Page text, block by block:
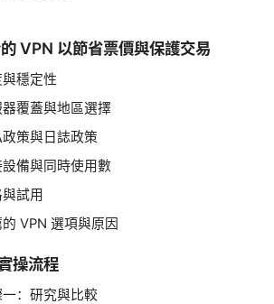
VPN 以節省票價與保護交易
穩定性
覆蓋與地區選擇
政策與日誌政策
備與同時使用數
試用
VPN 選項與原因
操流程
：研究與比較